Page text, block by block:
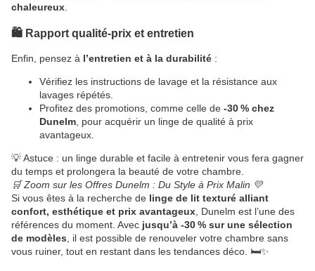
chaleureux
🛍️ Rapport qualité-prix et entretien
Enfin, pensez à l’entretien et à la durabilité :
Vérifiez les instructions de lavage et la résistance aux
lavages répétés.
Profitez des promotions, comme celle de -30 % chez
Dunelm, pour acquérir un linge de qualité à prix
avantageux.
💡 Astuce : un linge durable et facile à entretenir vous fera gagner
du temps et prolongera la beauté de votre chambre.
🛒 Zoom sur les Offres Dunelm : Du Style à Prix Malin 💛
Si vous êtes à la recherche de linge de lit texturé alliant
confort, esthétique et prix avantageux, Dunelm est l’une des
références du moment. Avec jusqu’à -30 % sur une sélection
de modèles, il est possible de renouveler votre chambre sans
vous ruiner, tout en restant dans les tendances déco. 🛏️✨